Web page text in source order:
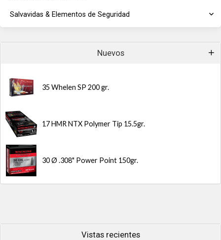
Salvavidas & Elementos de Seguridad
Nuevos
35 Whelen SP 200 gr.
17 HMR NTX Polymer Tip 15.5gr.
30 Ø .308" Power Point 150gr.
Vistas recientes